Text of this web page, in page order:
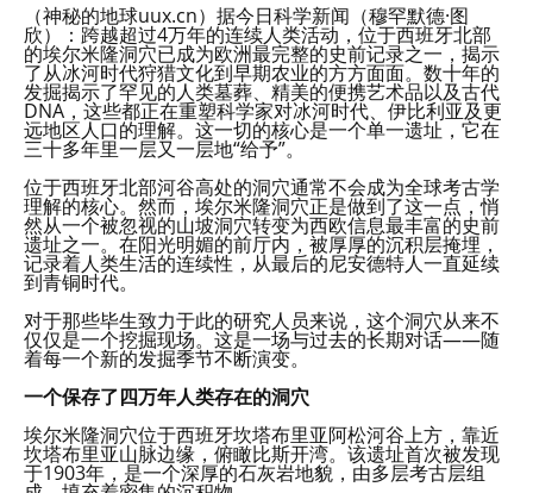
（神秘的地球uux.cn）据今日科学新闻（穆罕默德·图
欣）：跨越超过4万年的连续人类活动，位于西班牙北部
的埃尔米隆洞穴已成为欧洲最完整的史前记录之一，揭示
了从冰河时代狩猎文化到早期农业的方方面面。数十年的
发掘揭示了罕见的人类墓葬、精美的便携艺术品以及古代
DNA，这些都正在重塑科学家对冰河时代、伊比利亚及更
远地区人口的理解。这一切的核心是一个单一遗址，它在
三十多年里一层又一层地“给予”。
位于西班牙北部河谷高处的洞穴通常不会成为全球考古学
理解的核心。然而，埃尔米隆洞穴正是做到了这一点，悄
然从一个被忽视的山坡洞穴转变为西欧信息最丰富的史前
遗址之一。在阳光明媚的前厅内，被厚厚的沉积层掩埋，
记录着人类生活的连续性，从最后的尼安德特人一直延续
到青铜时代。
对于那些毕生致力于此的研究人员来说，这个洞穴从来不
仅仅是一个挖掘现场。这是一场与过去的长期对话——随
着每一个新的发掘季节不断演变。
一个保存了四万年人类存在的洞穴
埃尔米隆洞穴位于西班牙坎塔布里亚阿松河谷上方，靠近
坎塔布里亚山脉边缘，俯瞰比斯开湾。该遗址首次被发现
于1903年，是一个深厚的石灰岩地貌，由多层考古层组